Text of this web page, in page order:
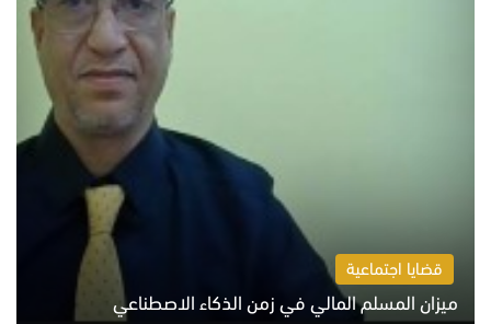
قضايا اجتماعية
ميزان المسلم المالي في زمن الذكاء الاصطناعي